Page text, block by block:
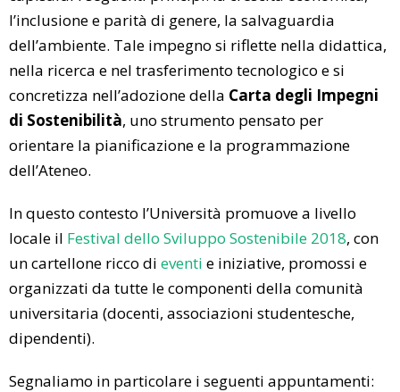
l’inclusione e parità di genere, la salvaguardia
dell’ambiente. Tale impegno si riflette nella didattica,
nella ricerca e nel trasferimento tecnologico e si
concretizza nell’adozione della Carta degli Impegni
di Sostenibilità, uno strumento pensato per
orientare la pianificazione e la programmazione
dell’Ateneo.
In questo contesto l’Università promuove a livello
locale il Festival dello Sviluppo Sostenibile 2018, con
un cartellone ricco di eventi e iniziative, promossi e
organizzati da tutte le componenti della comunità
universitaria (docenti, associazioni studentesche,
dipendenti).
Segnaliamo in particolare i seguenti appuntamenti: